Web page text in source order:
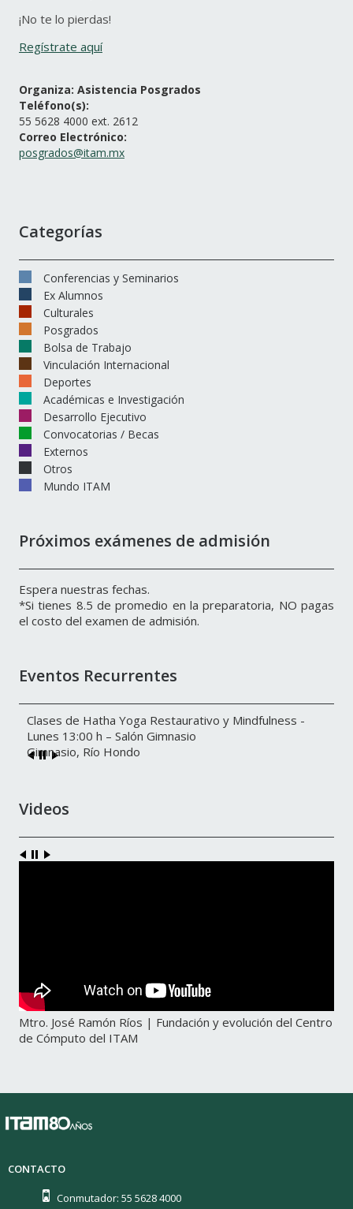
¡No te lo pierdas!
Regístrate aquí
Organiza: Asistencia Posgrados
Teléfono(s):
55 5628 4000 ext. 2612
Correo Electrónico:
posgrados@itam.mx
Categorías
Conferencias y Seminarios
Ex Alumnos
Culturales
Posgrados
Bolsa de Trabajo
Vinculación Internacional
Deportes
Académicas e Investigación
Desarrollo Ejecutivo
Convocatorias / Becas
Externos
Otros
Mundo ITAM
Próximos exámenes de admisión
Espera nuestras fechas.
*Si tienes 8.5 de promedio en la preparatoria, NO pagas
el costo del examen de admisión.
Eventos Recurrentes
Clases de Hatha Yoga Restaurativo y Mindfulness -
Lunes 13:00 h – Salón Gimnasio
Gimnasio, Río Hondo
Videos
Mtro. José Ramón Ríos | Fundación y evolución del Centro
de Cómputo del ITAM
CONTACTO
Conmutador: 55 5628 4000